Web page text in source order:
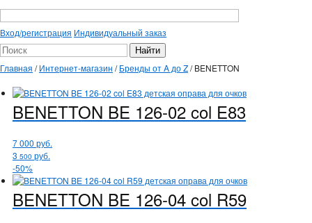
Вход/регистрация Индивидуальный заказ
Главная /Интернет-магазин /Бренды от A до Z/BENETTON
BENETTON BE 126-02 col E83
7 000 руб.
3 500 руб.
-50%
BENETTON BE 126-04 col R59